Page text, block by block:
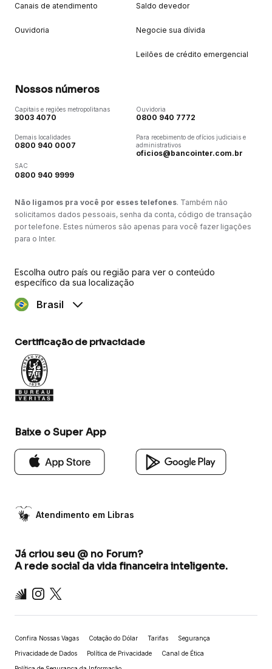
Canais de atendimento
Ouvidoria
Saldo devedor
Negocie sua dívida
Leilões de crédito emergencial
Nossos números
Capitais e regiões metropolitanas
3003 4070
Demais localidades
0800 940 0007
SAC
0800 940 9999
Ouvidoria
0800 940 7772
Para recebimento de ofícios judiciais e
administrativos
oficios@bancointer.com.br
Não ligamos pra você por esses telefones. Também não
solicitamos dados pessoais, senha da conta, código de transação
por telefone. Estes números são apenas para você fazer ligações
para o Inter.
Escolha outro país ou região para ver o conteúdo
específico da sua localização
Brasil
Certificação de privacidade
Baixe o Super App
Atendimento em Libras
Já criou seu @ no Forum?
A rede social da vida financeira inteligente.
Inter Instagram
X
Confira Nossas Vagas Cotação do Dólar Tarifas Segurança
Privacidade de Dados Política de Privacidade Canal de Ética